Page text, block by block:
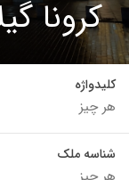
کرونا
کلیدواژه
شناسه ملک